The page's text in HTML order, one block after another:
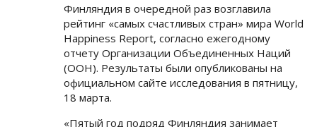
Финляндия в очередной раз возглавила
рейтинг «самых счастливых стран» мира World
Happiness Report, согласно ежегодному
отчету Организации Объединенных Наций
(ООН). Результаты были опубликованы на
официальном сайте исследования в пятницу,
18 марта.
«Пятый год подряд Финляндия занимает